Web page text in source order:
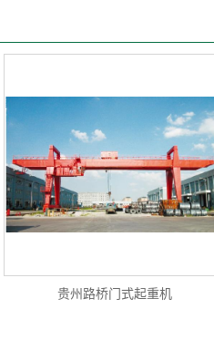
贵州路桥门式起重机